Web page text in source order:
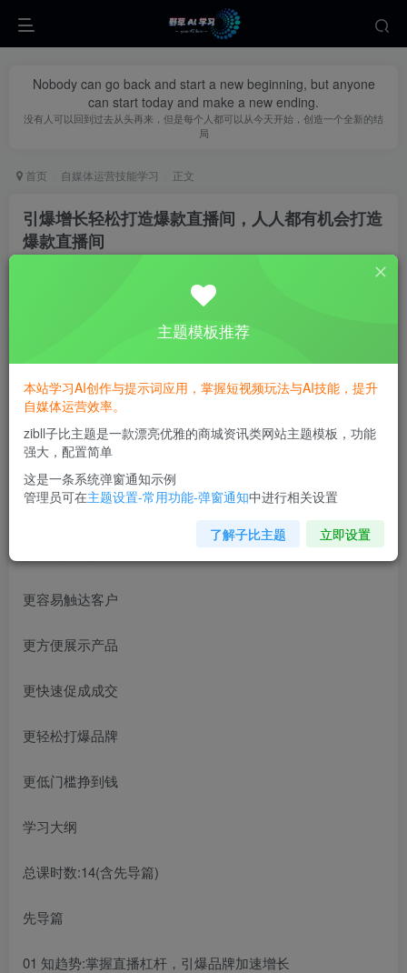
Nobody can go back and start a new beginning, but anyone
can start today and make a new ending.
没有人可以回到过去从头再来，但是每个人都可以从今天开始，创造一个全新的结
局
首页 自媒体运营技能学习 正文
引爆增长轻松打造爆款直播间，​人人都有机会打造
爆款直播间
更容易触达客户
更方便展示产品
更快速促成成交
更轻松打爆品牌
更低门槛挣到钱
学习大纲
总课时数:14(含先导篇)
先导篇
01 知趋势:掌握直播杠杆，引爆品牌加速增长
主题模板推荐
本站学习AI创作与提示词应用，掌握短视频玩法与AI技能，提升
自媒体运营效率。
zibll子比主题是一款漂亮优雅的商城资讯类网站主题模板，功能
强大，配置简单
这是一条系统弹窗通知示例
管理员可在主题设置-常用功能-弹窗通知中进行相关设置
了解子比主题 立即设置